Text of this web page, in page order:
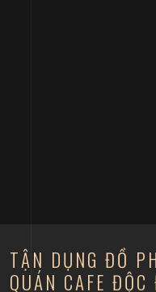
TẬN DỤNG ĐỒ
QUÁN CAFE ĐỘC